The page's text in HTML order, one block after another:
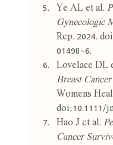
Ye AL et al.
Gynecologic
Rep. 2024.
01498-6.
Lovelace DL
Breast
Womens
doi:10.1111/
Hao J et al.
Cancer